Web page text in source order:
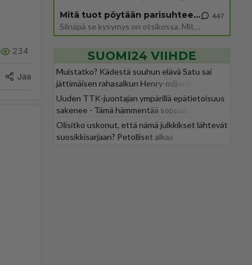
234
Jaa
Mitä tuot pöytään parisuhteessa?
Siinäpä se kysymys on otsikossa. Mitäpä siis tuot/toisit pöytään parisuhteessa? Oletko mies vai nainen? Koetko sen mitä
447
SUOMI24 VIIHDE
Muistatko? Kädestä suuhun elävä Satu sai
jättimäisen rahasalkun Henry-miljonääriltä
Uuden TTK-juontajan ympärillä epätietoisuus
sakenee - Tämä hämmentää soppaa
Olisitko uskonut, että nämä julkkikset lähtevät
suosikkisarjaan? Petolliset alkaa